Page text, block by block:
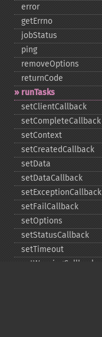
error
getErrno
jobStatus
ping
removeOptions
returnCode
runTasks
setClientCallback
setCompleteCallback
setContext
setCreatedCallback
setData
setDataCallback
setExceptionCallback
setFailCallback
setOptions
setStatusCallback
setTimeout
setWarningCallback